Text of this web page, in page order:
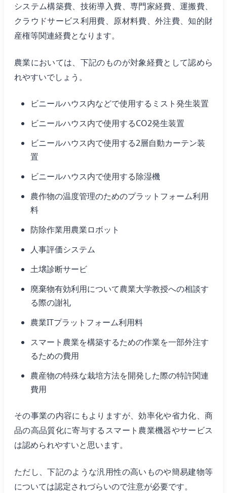
システム構築費、技術導入費、専門家経費、運搬費、
クラウドサービス利用費、原材料費、外注費、知的財
産権等関連経費となります。
農業においては、下記のものが対象経費として認めら
れやすいでしょう。
ビニールハウス内などで使用するミスト発生装置
ビニールハウス内で使用するCO2発生装置
ビニールハウス内で使用する2層自動カーテン装
置
ビニールハウス内で使用する除湿機
農作物の温度管理のためのプラットフォーム利用
料
防除作業用農業ロボット
人事評価システム
土壌診断サービ
廃棄物有効利用について農業大学教授への相談す
る際の謝礼
農業ITプラットフォーム利用料
スマート農業を構築するための作業を一部外注す
るための費用
農産物の特殊な栽培方法を開発した際の特許関連
費用
その事業の内容にもよりますが、効率化や省力化、商
品の高品質化に寄与するスマート農業機器やサービス
は認められやすいと思います。
ただし、下記のような汎用性の高いものや簡易建物等
については認定されづらいので注意が必要です。